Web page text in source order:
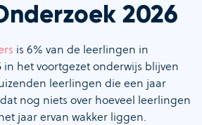
2026
is 6% van de leerlingen in
in het voortgezet onderwijs blijven
leerlingen die een jaar
nog niets over hoeveel leerlingen
jaar ervan wakker liggen.